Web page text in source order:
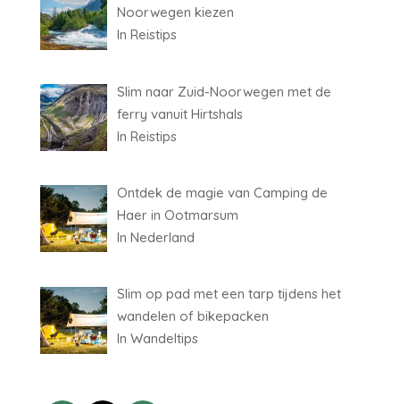
Noorwegen kiezen
In Reistips
Slim naar Zuid-Noorwegen met de
ferry vanuit Hirtshals
In Reistips
Ontdek de magie van Camping de
Haer in Ootmarsum
In Nederland
Slim op pad met een tarp tijdens het
wandelen of bikepacken
In Wandeltips